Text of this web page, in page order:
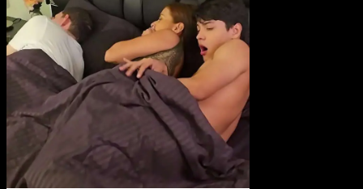
나도 테스트하기다른 결과 보기
All copyrights by 1stype.io
사업자명 : 펜시(Fanxy)·대표자명
: 황재근
사업자번호
: 214-19-05358·연락처
: 070-7954-9774
주소: 강원도 강릉시 구정면 금평로 146 101호
이용 약관·개인정보 처리방침·공지사항 ©2026Fanxy. All rights
reserved.